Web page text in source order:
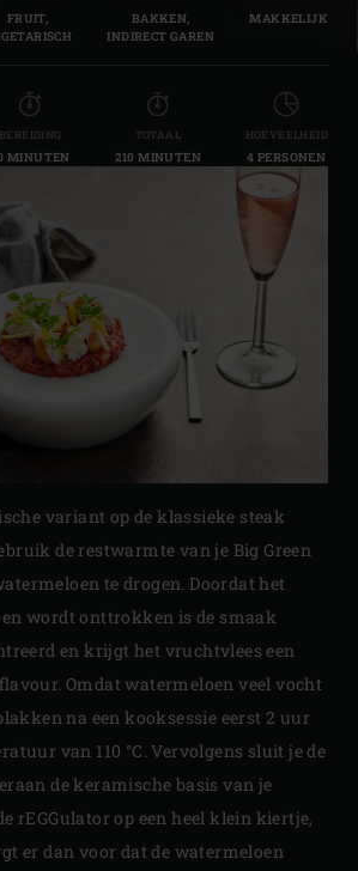
FRUIT,
BAKKEN,
INDIRECT GAREN
MAKKELIJK
BEREIDING
MINUTEN
TOTAAL
210 MINUTEN
HOEVEELHEID
4 PERSONEN
variant op de klassieke steak
de restwarmte van je Big Green
te drogen. Doordat het
wordt onttrokken is de smaak
en krijgt het vruchtvlees een
Omdat watermeloen veel vocht
na een kooksessie eerst 2 uur
van 110 °C. Vervolgens sluit je de
de keramische basis van je
rEGGulator op een heel klein kiertje,
er dan voor dat de watermeloen